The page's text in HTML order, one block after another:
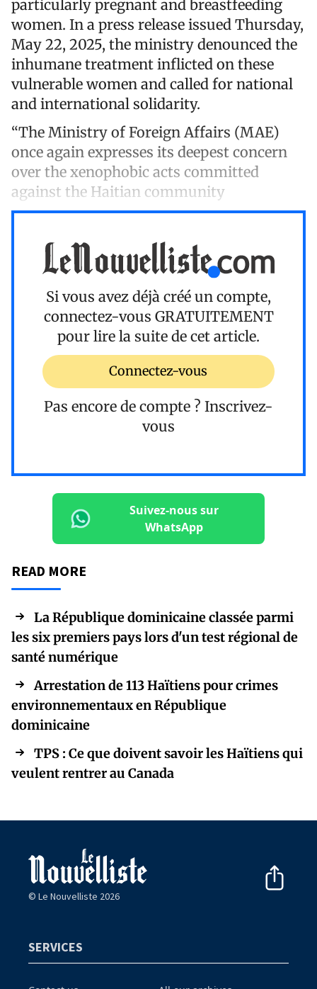
particularly pregnant and breastfeeding
women. In a press release issued Thursday,
May 22, 2025, the ministry denounced the
inhumane treatment inflicted on these
vulnerable women and called for national
and international solidarity.
“The Ministry of Foreign Affairs (MAE)
once again expresses its deepest concern
over the xenophobic acts committed
against the Haitian community
Si vous avez déjà créé un compte,
connectez-vous GRATUITEMENT
pour lire la suite de cet article.
Connectez-vous
Pas encore de compte ? Inscrivez-
vous
Suivez-nous sur
WhatsApp
READ MORE
La République dominicaine classée parmi
les six premiers pays lors d'un test régional de
santé numérique
Arrestation de 113 Haïtiens pour crimes
environnementaux en République
dominicaine
TPS : Ce que doivent savoir les Haïtiens qui
veulent rentrer au Canada
© Le Nouvelliste 2026
SERVICES